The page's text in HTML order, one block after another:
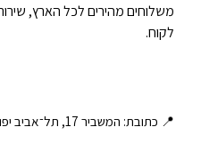
משלוחים מהירים לכל הארץ, שירות
לקוח.
📍 כתובת: המשביר 17, תל־אביב יפו